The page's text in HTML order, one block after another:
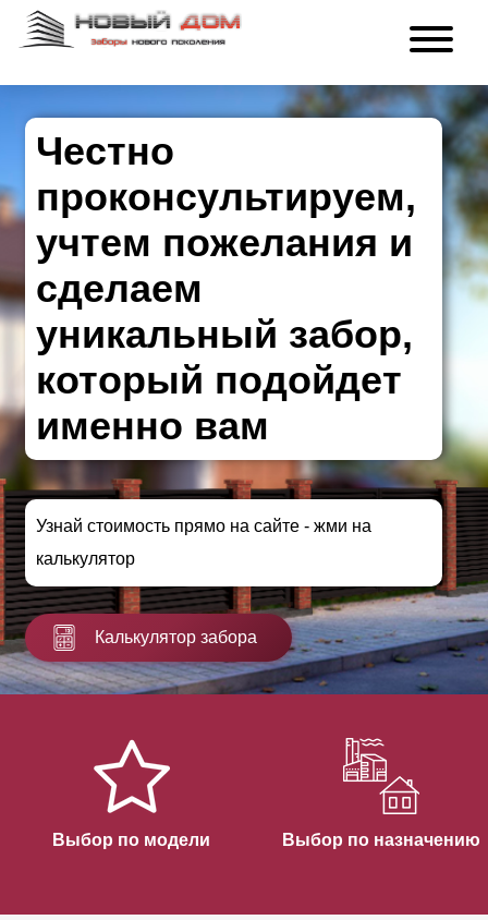
Честно
проконсультируем,
учтем пожелания и
сделаем
уникальный забор,
который подойдет
именно вам
Узнай стоимость прямо на сайте - жми на
калькулятор
Калькулятор забора
Выбор по модели Выбор по назначению